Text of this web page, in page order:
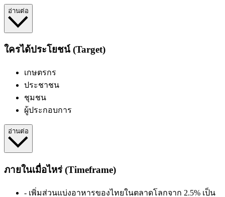
อ่านต่อ
ใครได้ประโยชน์ (Target)
เกษตรกร
ประชาชน
ชุมชน
ผู้ประกอบการ
อ่านต่อ
ภายในเมื่อไหร่ (Timeframe)
- เพิ่มส่วนแบ่งอาหารของไทยในตลาดโลกจาก 2.5% เป็น